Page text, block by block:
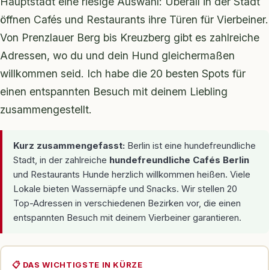
öffnen Cafés und Restaurants ihre Türen für Vierbeiner.
Von Prenzlauer Berg bis Kreuzberg gibt es zahlreiche
Adressen, wo du und dein Hund gleichermaßen
willkommen seid. Ich habe die 20 besten Spots für
einen entspannten Besuch mit deinem Liebling
zusammengestellt.
Kurz zusammengefasst: Berlin ist eine hundefreundliche
Stadt, in der zahlreiche hundefreundliche Cafés Berlin
und Restaurants Hunde herzlich willkommen heißen. Viele
Lokale bieten Wassernäpfe und Snacks. Wir stellen 20
Top-Adressen in verschiedenen Bezirken vor, die einen
entspannten Besuch mit deinem Vierbeiner garantieren.
📋 DAS WICHTIGSTE IN KÜRZE